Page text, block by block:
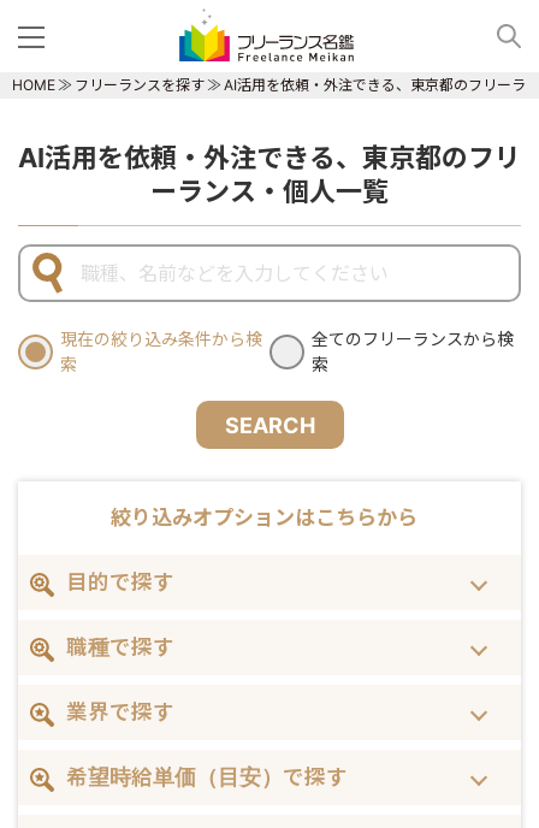
HOME フリーランスを探す AI活用を依頼・外注できる、東京都のフリーラ
AI活用を依頼・外注できる、東京都のフリ
ーランス・個人一覧
現在の絞り込み条件から検
索
全てのフリーランスから検
索
SEARCH
絞り込みオプションはこちらから
目的で探す
職種で探す
業界で探す
希望時給単価（目安）で探す